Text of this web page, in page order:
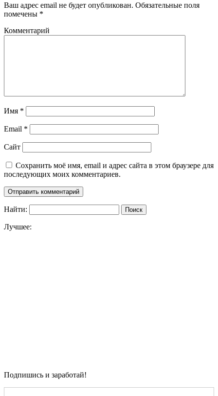
Ваш адрес email не будет опубликован. Обязательные поля
помечены *
Комментарий
Имя *
Email *
Сайт
Сохранить моё имя, email и адрес сайта в этом браузере для
последующих моих комментариев.
Найти:
Лучшее:
Подпишись и заработай!